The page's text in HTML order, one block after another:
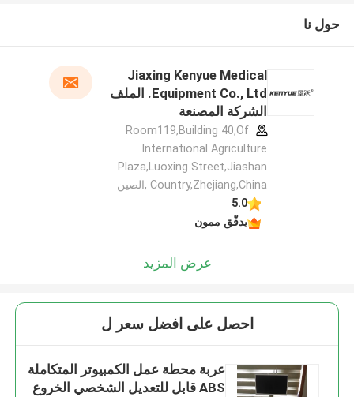
حول نا
Jiaxing Kenyue Medical
Equipment Co., Ltd. الملف
الشركة المصنعة
Room119,Building 40,Of
International Agriculture
Plaza,Luoxing Street,Jiashan
Country,Zhejiang,China ,الصين
5.0
يدقّق ممون
عرض المزيد
احصل على افضل سعر ل
عربة محطة عمل الكمبيوتر المتكاملة
ABS قابل للتعديل الشخصي الخروع